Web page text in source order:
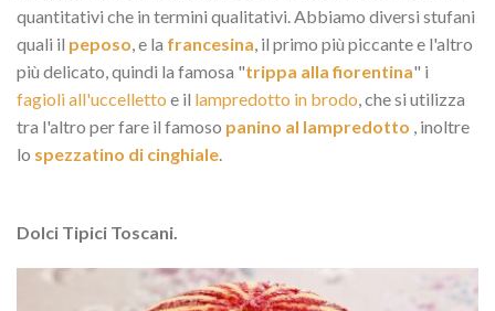
quantitativi che in termini qualitativi. Abbiamo diversi stufani
quali il peposo, e la francesina, il primo più piccante e l'altro
più delicato, quindi la famosa "trippa alla fiorentina" i
fagioli all'uccelletto e il lampredotto in brodo, che si utilizza
tra l'altro per fare il famoso panino al lampredotto , inoltre
lo spezzatino di cinghiale.
Dolci Tipici Toscani.